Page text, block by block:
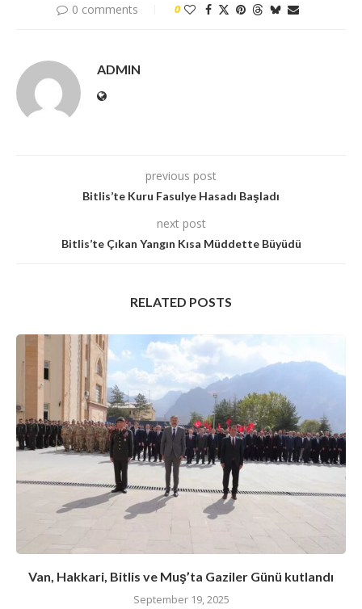
0 comments 0
ADMIN
previous post
Bitlis’te Kuru Fasulye Hasadı Başladı
next post
Bitlis’te Çıkan Yangın Kısa Müddette Büyüdü
RELATED POSTS
Van, Hakkari, Bitlis ve Muş’ta Gaziler Günü kutlandı
September 19, 2025